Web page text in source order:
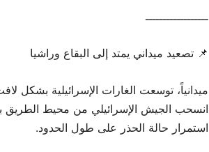
ــــــــــــــــــ
📌 تصعيد ميداني يمتد إلى البقاع وراشيا
ميدانياً، توسعت الغارات الإسرائيلية بشكل
انسحب الجيش الإسرائيلي من محيط الطريق
استمرار حالة الحذر على طول الحدود.